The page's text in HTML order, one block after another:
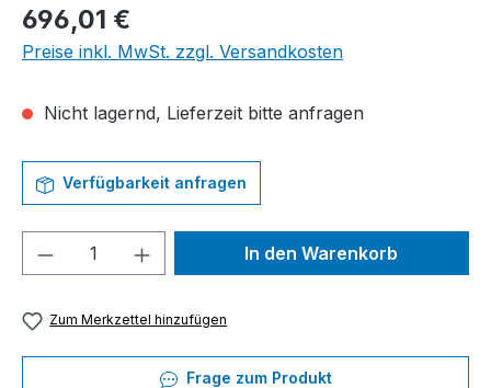
Regulärer Preis:
696,01 €
Preise inkl. MwSt. zzgl. Versandkosten
Nicht lagernd, Lieferzeit bitte anfragen
Verfügbarkeit anfragen
Produkt Anzahl: Gib denIn den Warenkorb
Zum Merkzettel hinzufügen
Frage zum Produkt